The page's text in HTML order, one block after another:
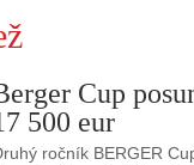
Cup
500 eur
ročník BERGER